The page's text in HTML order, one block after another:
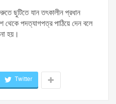
ছুটিতে যান তৎকালীন প্রধান
থেকে পদত্যাগপত্র পাঠিয়ে দেন বলে
হয়।
Twitter